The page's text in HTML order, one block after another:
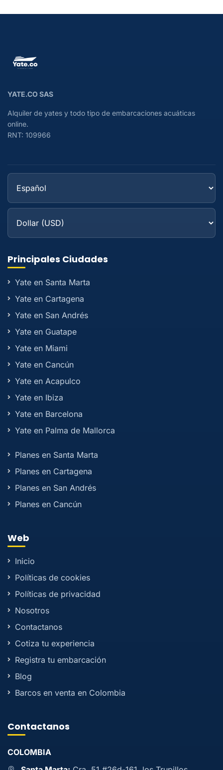
YATE.CO SAS
Alquiler de yates y todo tipo de embarcaciones acuáticas
online.
RNT: 109966
Principales Ciudades
Yate en Santa Marta
Yate en Cartagena
Yate en San Andrés
Yate en Guatape
Yate en Miami
Yate en Cancún
Yate en Acapulco
Yate en Ibiza
Yate en Barcelona
Yate en Palma de Mallorca
Planes en Santa Marta
Planes en Cartagena
Planes en San Andrés
Planes en Cancún
Web
Inicio
Políticas de cookies
Políticas de privacidad
Nosotros
Contactanos
Cotiza tu experiencia
Registra tu embarcación
Blog
Barcos en venta en Colombia
Contactanos
COLOMBIA